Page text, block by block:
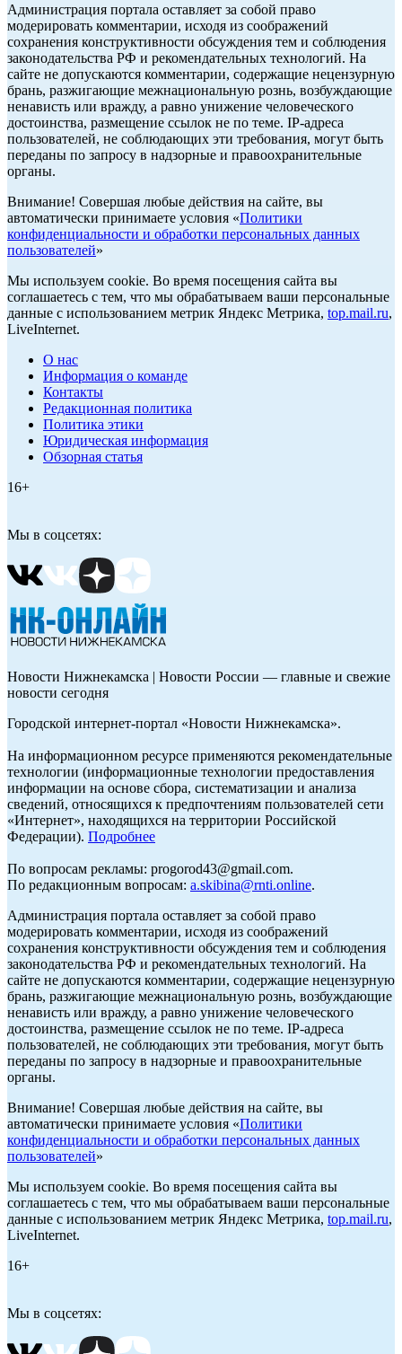
Администрация портала оставляет за собой право
модерировать комментарии, исходя из соображений
сохранения конструктивности обсуждения тем и соблюдения
законодательства РФ и рекомендательных технологий. На
сайте не допускаются комментарии, содержащие нецензурную
брань, разжигающие межнациональную рознь, возбуждающие
ненависть или вражду, а равно унижение человеческого
достоинства, размещение ссылок не по теме. IP-адреса
пользователей, не соблюдающих эти требования, могут быть
переданы по запросу в надзорные и правоохранительные
органы.
Внимание! Совершая любые действия на сайте, вы
автоматически принимаете условия «Политики
конфиденциальности и обработки персональных данных
пользователей»
Мы используем cookie. Во время посещения сайта вы
соглашаетесь с тем, что мы обрабатываем ваши персональные
данные с использованием метрик Яндекс Метрика, top.mail.ru,
LiveInternet.
О нас
Информация о команде
Контакты
Редакционная политика
Политика этики
Юридическая информация
Обзорная статья
16+
Мы в соцсетях:
Новости Нижнекамска | Новости России — главные и свежие
новости сегодня
Городской интернет-портал «Новости Нижнекамска».
На информационном ресурсе применяются рекомендательные
технологии (информационные технологии предоставления
информации на основе сбора, систематизации и анализа
сведений, относящихся к предпочтениям пользователей сети
«Интернет», находящихся на территории Российской
Федерации). Подробнее
По вопросам рекламы: progorod43@gmail.com.
По редакционным вопросам: a.skibina@rnti.online.
Администрация портала оставляет за собой право
модерировать комментарии, исходя из соображений
сохранения конструктивности обсуждения тем и соблюдения
законодательства РФ и рекомендательных технологий. На
сайте не допускаются комментарии, содержащие нецензурную
брань, разжигающие межнациональную рознь, возбуждающие
ненависть или вражду, а равно унижение человеческого
достоинства, размещение ссылок не по теме. IP-адреса
пользователей, не соблюдающих эти требования, могут быть
переданы по запросу в надзорные и правоохранительные
органы.
Внимание! Совершая любые действия на сайте, вы
автоматически принимаете условия «Политики
конфиденциальности и обработки персональных данных
пользователей»
Мы используем cookie. Во время посещения сайта вы
соглашаетесь с тем, что мы обрабатываем ваши персональные
данные с использованием метрик Яндекс Метрика, top.mail.ru,
LiveInternet.
16+
Мы в соцсетях: